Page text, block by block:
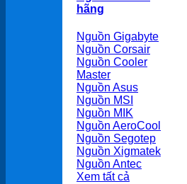
hãng
Nguồn Gigabyte
Nguồn Corsair
Nguồn Cooler
Master
Nguồn Asus
Nguồn MSI
Nguồn MIK
Nguồn AeroCool
Nguồn Segotep
Nguồn Xigmatek
Nguồn Antec
Xem tất cả